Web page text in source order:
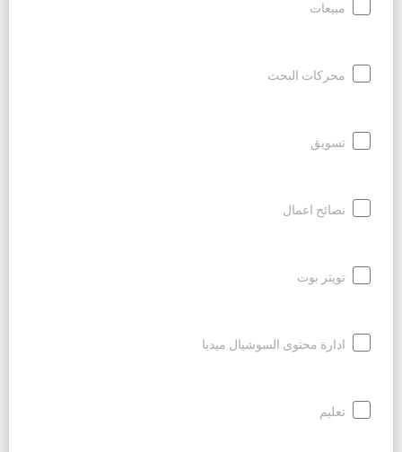
مبيعات
محركات البحث
تسويق
نصائح اعمال
تويتر بوت
ادارة محتوى السوشيال ميديا
تعليم